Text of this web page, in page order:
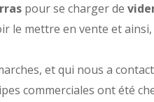
pour se charger de
le mettre en vente et
et qui nous a
commerciales ont été